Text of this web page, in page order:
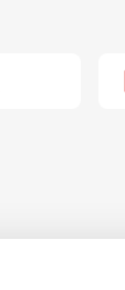
38x55x12mm